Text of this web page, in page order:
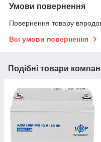
Умови повернення
Повернення товару
Всі умови повернення
Подібні товари